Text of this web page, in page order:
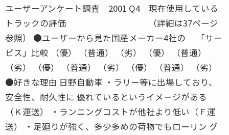
ユーザーアンケート調査 2001 Q4 現在使用している
トラックの評価 （詳細は37ページ
参照） ●ユーザーから見た国産メーカー4社の 「サー
ビス」比較 （優） （普通） （劣） （優） （普通）
（劣） （優） （普通） （劣） （優） （普通） （劣）
●好きな理由 日野自動車 ・ラリー等に出場しており、
安全性、耐久性に 優れているというイメージがある
（Ｋ運送） ・ランニングコストが他社より低い（Ｆ運
送） ・足廻りが強く、多少多めの荷物でもローリン グ